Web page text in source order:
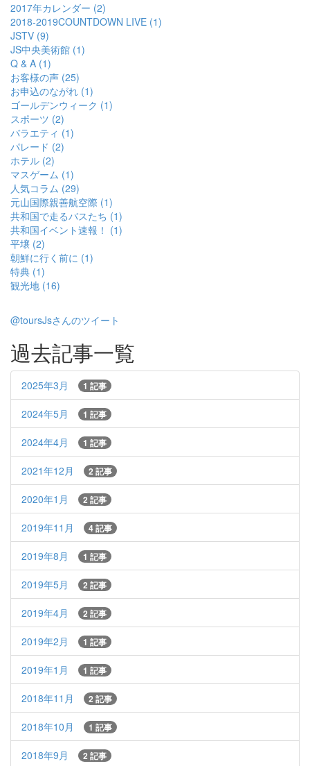
2017年カレンダー (2)
2018-2019COUNTDOWN LIVE (1)
JSTV (9)
JS中央美術館 (1)
Q & A (1)
お客様の声 (25)
お申込のながれ (1)
ゴールデンウィーク (1)
スポーツ (2)
バラエティ (1)
パレード (2)
ホテル (2)
マスゲーム (1)
人気コラム (29)
元山国際親善航空際 (1)
共和国で走るバスたち (1)
共和国イベント速報！ (1)
平壌 (2)
朝鮮に行く前に (1)
特典 (1)
観光地 (16)
@toursJsさんのツイート
過去記事一覧
2025年3月 1 記事
2024年5月 1 記事
2024年4月 1 記事
2021年12月 2 記事
2020年1月 2 記事
2019年11月 4 記事
2019年8月 1 記事
2019年5月 2 記事
2019年4月 2 記事
2019年2月 1 記事
2019年1月 1 記事
2018年11月 2 記事
2018年10月 1 記事
2018年9月 2 記事